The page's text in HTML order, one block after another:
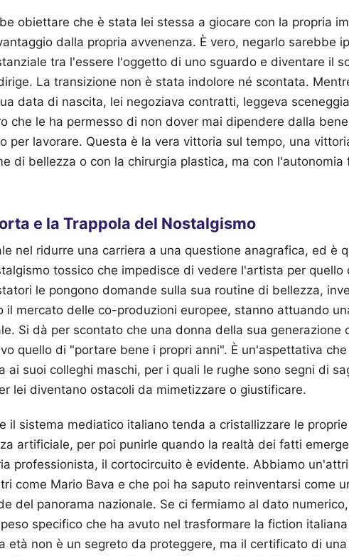
obiettare che è stata lei stessa a giocare con la propria
dalla propria avvenenza. È vero, negarlo sarebbe
tra l'essere l'oggetto di uno sguardo e diventare il
La transizione non è stata indolore né scontata.
data di nascita, lei negoziava contratti, leggeva
che le ha permesso di non dover mai dipendere dalla
per lavorare. Questa è la vera vittoria sul tempo, una
di bellezza o con la chirurgia plastica, ma con l'autonomia
e la Trappola del Nostalgismo
nel ridurre una carriera a una questione anagrafica, ed è
tossico che impedisce di vedere l'artista per quello
le pongono domande sulla sua routine di bellezza,
il mercato delle co-produzioni europee, stanno attuando
Si dà per scontato che una donna della sua generazione
quello di "portare bene i propri anni". È un'aspettativa
ai suoi colleghi maschi, per i quali le rughe sono segni di
lei diventano ostacoli da mimetizzare o giustificare.
il sistema mediatico italiano tenda a cristallizzare le
artificiale, per poi punirle quando la realtà dei fatti
professionista, il cortocircuito è evidente. Abbiamo
come Mario Bava e che poi ha saputo reinventarsi come
del panorama nazionale. Se ci fermiamo al dato
specifico che ha avuto nel trasformare la fiction
età non è un segreto da proteggere, ma il certificato di